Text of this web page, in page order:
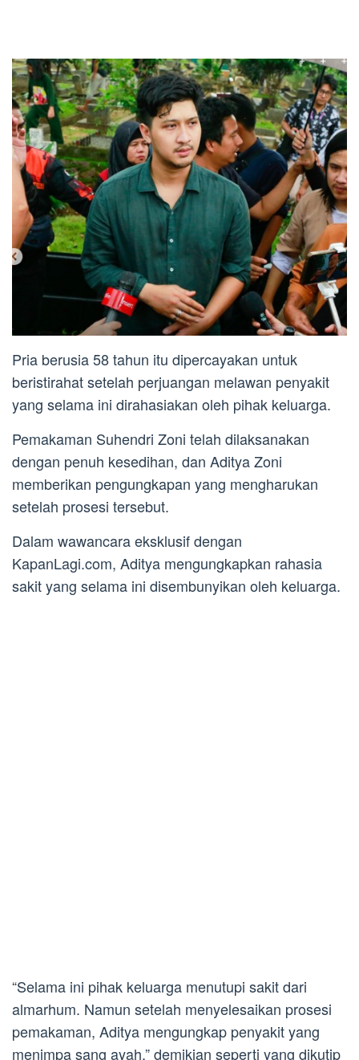
Pria berusia 58 tahun itu dipercayakan untuk
beristirahat setelah perjuangan melawan penyakit
yang selama ini dirahasiakan oleh pihak keluarga.
Pemakaman Suhendri Zoni telah dilaksanakan
dengan penuh kesedihan, dan Aditya Zoni
memberikan pengungkapan yang mengharukan
setelah prosesi tersebut.
Dalam wawancara eksklusif dengan
KapanLagi.com, Aditya mengungkapkan rahasia
sakit yang selama ini disembunyikan oleh keluarga.
“Selama ini pihak keluarga menutupi sakit dari
almarhum. Namun setelah menyelesaikan prosesi
pemakaman, Aditya mengungkap penyakit yang
menimpa sang ayah,” demikian seperti yang dikutip